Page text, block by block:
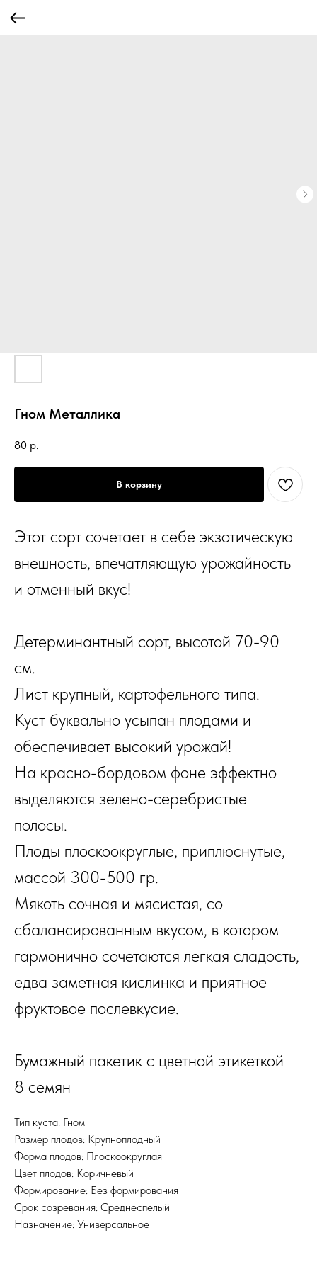
Гном Металлика
80 р.
В корзину
Этот сорт сочетает в себе экзотическую
внешность, впечатляющую урожайность
и отменный вкус!
Детерминантный сорт, высотой 70-90
см.
Лист крупный, картофельного типа.
Куст буквально усыпан плодами и
обеспечивает высокий урожай!
На красно-бордовом фоне эффектно
выделяются зелено-серебристые
полосы.
Плоды плоскоокруглые, приплюснутые,
массой 300-500 гр.
Мякоть сочная и мясистая, со
сбалансированным вкусом, в котором
гармонично сочетаются легкая сладость,
едва заметная кислинка и приятное
фруктовое послевкусие.
Бумажный пакетик с цветной этикеткой
8 семян
Тип куста: Гном
Размер плодов: Крупноплодный
Форма плодов: Плоскоокруглая
Цвет плодов: Коричневый
Формирование: Без формирования
Срок созревания: Среднеспелый
Назначение: Универсальное